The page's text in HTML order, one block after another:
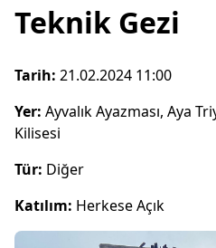
Teknik Gezi
Tarih: 21.02.2024 11:00
Yer: Ayvalık Ayazması, Aya
Kilisesi
Tür: Diğer
Katılım: Herkese Açık